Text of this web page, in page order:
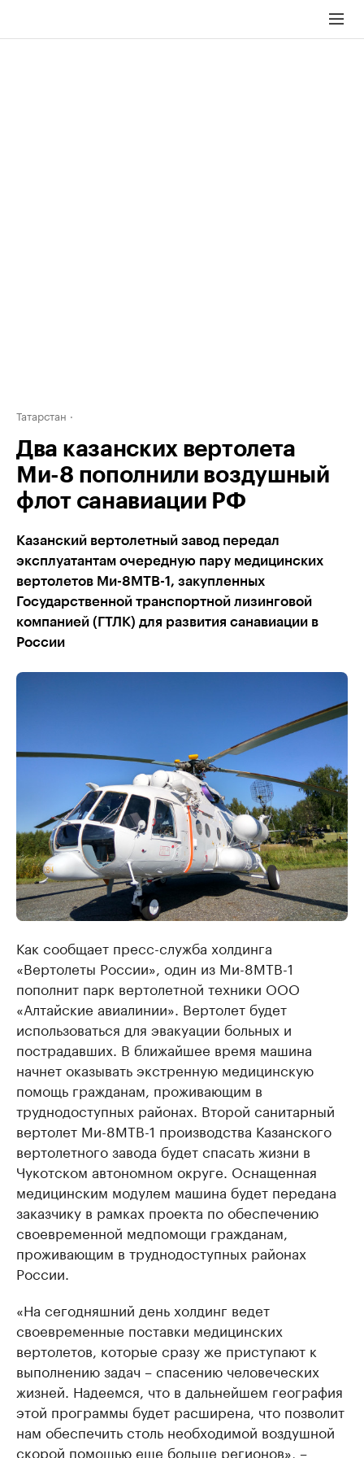
Татарстан
Два казанских вертолета
Ми-8 пополнили воздушный
флот санавиации РФ
Казанский вертолетный завод передал
эксплуатантам очередную пару медицинских
вертолетов Ми-8МТВ-1, закупленных
Государственной транспортной лизинговой
компанией (ГТЛК) для развития санавиации в
России
Как сообщает пресс-служба холдинга
«Вертолеты России», один из Ми-8МТВ-1
пополнит парк вертолетной техники ООО
«Алтайские авиалинии». Вертолет будет
использоваться для эвакуации больных и
пострадавших. В ближайшее время машина
начнет оказывать экстренную медицинскую
помощь гражданам, проживающим в
труднодоступных районах. Второй санитарный
вертолет Ми-8МТВ-1 производства Казанского
вертолетного завода будет спасать жизни в
Чукотском автономном округе. Оснащенная
медицинским модулем машина будет передана
заказчику в рамках проекта по обеспечению
своевременной медпомощи гражданам,
проживающим в труднодоступных районах
России.
«На сегодняшний день холдинг ведет
своевременные поставки медицинских
вертолетов, которые сразу же приступают к
выполнению задач – спасению человеческих
жизней. Надеемся, что в дальнейшем география
этой программы будет расширена, что позволит
нам обеспечить столь необходимой воздушной
скорой помощью еще больше регионов», –